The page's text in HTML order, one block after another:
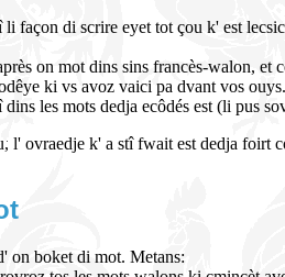
façon di scrire eyet tot çou k' est
on mot dins sins francès-walon,
ki vs avoz vaici pa dvant vos
les mots dedja ecôdés est (li pus
ovraedje k' a stî fwait est dedja foirt
on boket di mot. Metans: